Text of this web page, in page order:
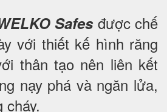
Safesđược chế
với thiết kế hình răng
thân tạo nên liên kết
nạy phá và ngăn lửa,
cháy.